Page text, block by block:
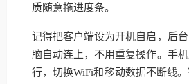
质随意拖进度条。
记得把客户端设为开机自启，后
脑自动连上，不用重复操作。手
行，切换WiFi和移动数据不断线。